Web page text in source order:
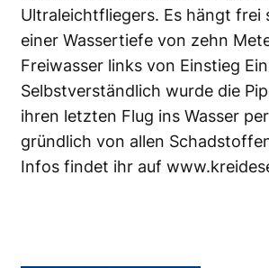
Ultraleichtfliegers. Es hängt frei
einer Wassertiefe von zehn
Freiwasser links von Einstieg
Selbstverständlich wurde die
ihren letzten Flug ins Wasser
gründlich von allen
Infos findet ihr auf